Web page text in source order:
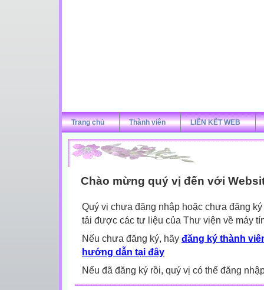
Trang chủ Thành viên LIÊN KẾT WEB
Chào mừng quý vị đến với
Quý vị chưa đăng nhập hoặc chưa đăng
tải được các tư liệu của Thư viện về máy
Nếu chưa đăng ký, hãy đăng ký thành
hướng dẫn tại đây
Nếu đã đăng ký rồi, quý vị có thể đăng